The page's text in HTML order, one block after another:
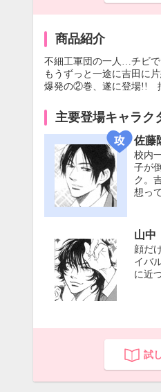
商品紹介
不細工軍団の一人…チビで
もうずっと一途に吉田に
爆発の②巻、遂に登場!!
主要登場キャラク
佐藤
校内
子が
ク。
想っ
山中
顔だ
イバ
に近
試